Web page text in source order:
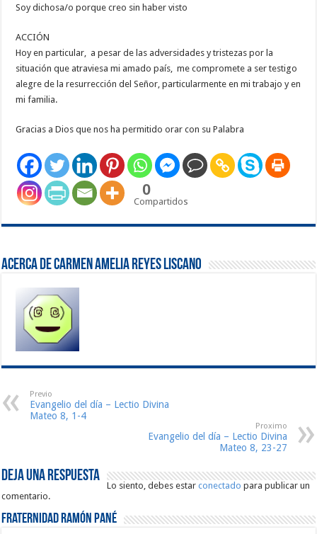
Soy dichosa/o porque creo sin haber visto
ACCIÓN
Hoy en particular, a pesar de las adversidades y tristezas por la
situación que atraviesa mi amado país, me compromete a ser testigo
alegre de la resurrección del Señor, particularmente en mi trabajo y en
mi familia.
Gracias a Dios que nos ha permitido orar con su Palabra
0
Compartidos
Acerca de Carmen Amelia Reyes Liscano
Previo
Evangelio del día – Lectio Divina
Mateo 8, 1-4
Proximo
Evangelio del día – Lectio Divina
Mateo 8, 23-27
Deja una respuesta
Lo siento, debes estarconectado para publicar un
comentario.
Fraternidad Ramón Pané